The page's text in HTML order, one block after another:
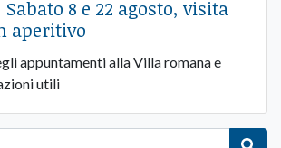
Sabato 8 e 22 agosto, visita
aperitivo
appuntamenti alla Villa romana e
utili